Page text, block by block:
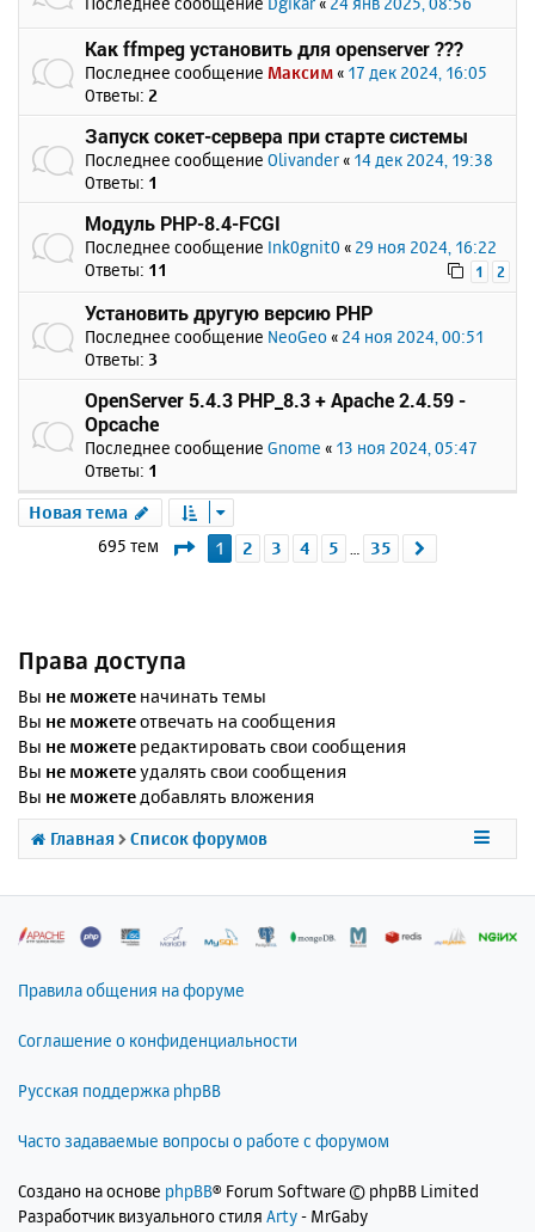
Как ffmpeg установить для openserver ???
Последнее сообщение Максим « 17 дек 2024, 16:05
Ответы: 2
Запуск сокет-сервера при старте системы
Последнее сообщение Olivander « 14 дек 2024, 19:38
Ответы: 1
Модуль PHP-8.4-FCGI
Последнее сообщение Ink0gnit0 « 29 ноя 2024, 16:22
Ответы: 11 1 2
Установить другую версию PHP
Последнее сообщение NeoGeo « 24 ноя 2024, 00:51
Ответы: 3
OpenServer 5.4.3 PHP_8.3 + Apache 2.4.59 -
Opcache
Последнее сообщение Gnome « 13 ноя 2024, 05:47
Ответы: 1
Новая тема
695 тем Страница1 из 35
1 2 3 4 5 35
Права доступа
Вы не можете начинать темы
Вы не можетеотвечать на сообщения
Вы не можете редактировать свои сообщения
Вы не можетеудалять свои сообщения
Вы не можетедобавлять вложения
Главная Список форумов
Правила общения на форуме
Соглашение о конфиденциальности
Русская поддержка phpBB
Часто задаваемые вопросы о работе с форумом
Создано на основе phpBB® Forum Software © phpBB Limited
Разработчик визуального стиля Arty- MrGaby